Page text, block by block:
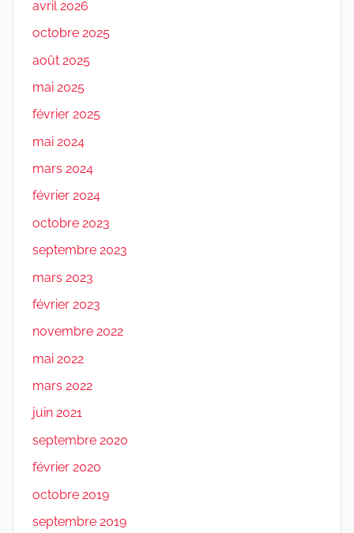
avril 2026
octobre 2025
août 2025
mai 2025
février 2025
mai 2024
mars 2024
février 2024
octobre 2023
septembre 2023
mars 2023
février 2023
novembre 2022
mai 2022
mars 2022
juin 2021
septembre 2020
février 2020
octobre 2019
septembre 2019